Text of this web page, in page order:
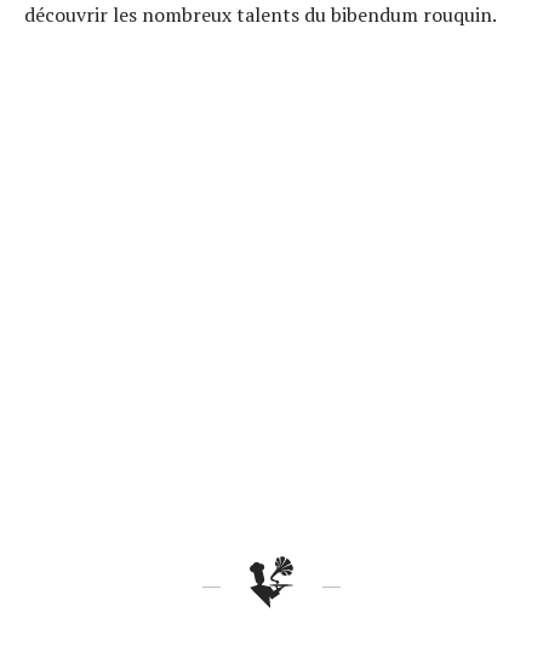
découvrir les nombreux talents du bibendum rouquin.